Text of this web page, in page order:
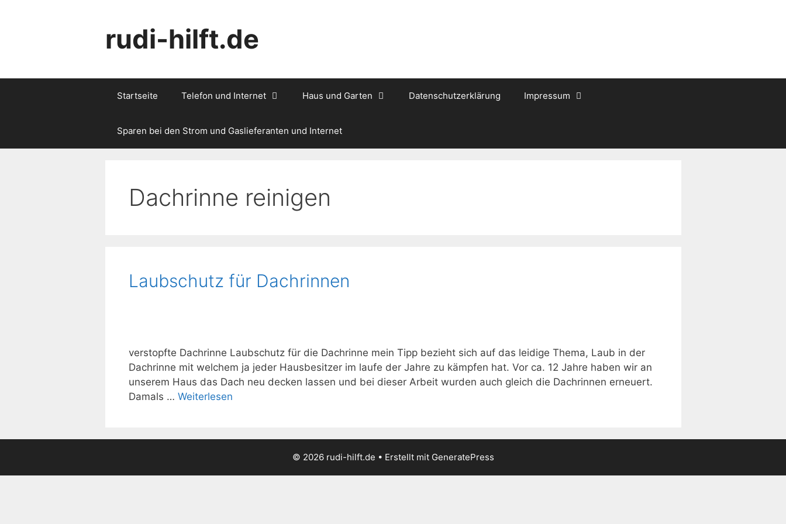
rudi-hilft.de
Startseite Telefon und Internet Haus und Garten Datenschutzerklärung Impressum
Sparen bei den Strom und Gaslieferanten und Internet
Dachrinne reinigen
Laubschutz für Dachrinnen
verstopfte Dachrinne Laubschutz für die Dachrinne mein Tipp bezieht sich auf das leidige Thema, Laub in der
Dachrinne mit welchem ja jeder Hausbesitzer im laufe der Jahre zu kämpfen hat. Vor ca. 12 Jahre haben wir an
unserem Haus das Dach neu decken lassen und bei dieser Arbeit wurden auch gleich die Dachrinnen erneuert.
Damals … Weiterlesen
© 2026 rudi-hilft.de • Erstellt mit GeneratePress